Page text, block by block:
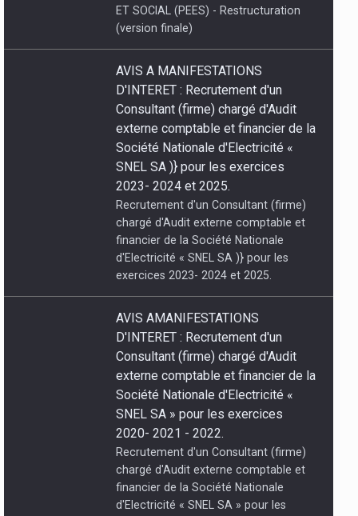
Consultant (firme) chargé d'Audit
externe comptable et financier de la
Société Nationale d'Electricité «
SNEL SA )} pour les exercices
2023- 2024 et 2025.
Recrutement d'un Consultant (firme)
chargé d'Audit externe comptable et
financier de la Société Nationale
d'Electricité « SNEL SA )} pour les
exercices 2023- 2024 et 2025.
AVIS AMANIFESTATIONS
D'INTERET : Recrutement d'un
Consultant (firme) chargé d'Audit
externe comptable et financier de la
Société Nationale d'Electricité «
SNEL SA » pour les exercices
2020- 2021 - 2022.
Recrutement d'un Consultant (firme)
chargé d'Audit externe comptable et
financier de la Société Nationale
exercices 2020- 2021 - 2022.
AVIS A MANIFESTATIONS
D’INTERET : Recrutement d’un
Consultant (firme) chargé du
07/08/2026 À